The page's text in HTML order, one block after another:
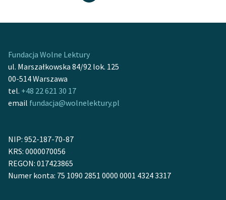
Fundacja Wolne Lektury
ul. Marszałkowska 84/92 lok. 125
00-514 Warszawa
tel. +48 22 621 30 17
email fundacja@wolnelektury.pl
NIP: 952-187-70-87
KRS: 0000070056
REGON: 017423865
Numer konta: 75 1090 2851 0000 0001 4324 3317